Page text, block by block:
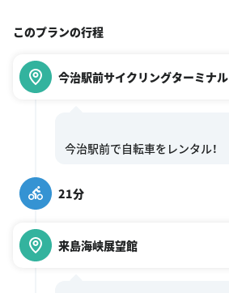
このプランの行程
今治駅前サイクリングターミナル
21分
来島海峡展望館